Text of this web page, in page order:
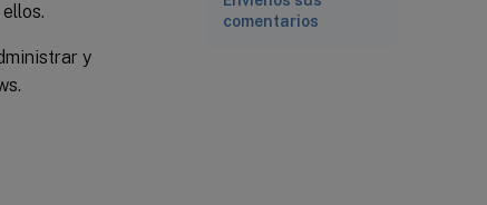
y
comentarios